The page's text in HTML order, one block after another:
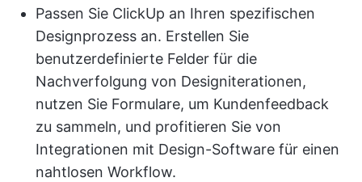
Passen Sie ClickUp an Ihren spezifischen
Designprozess an. Erstellen Sie
benutzerdefinierte Felder für die
Nachverfolgung von Designiterationen,
nutzen Sie Formulare, um Kundenfeedback
zu sammeln, und profitieren Sie von
Integrationen mit Design-Software für einen
nahtlosen Workflow.